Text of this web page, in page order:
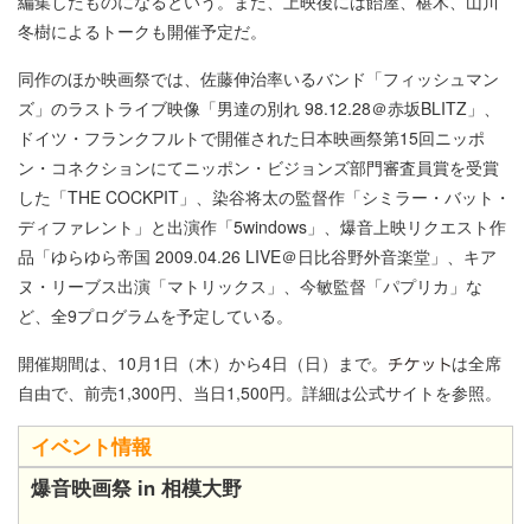
冬樹によるトークも開催予定だ。
同作のほか映画祭では、佐藤伸治率いるバンド「フィッシュマン
ズ」のラストライブ映像「男達の別れ 98.12.28＠赤坂BLITZ」、
ドイツ・フランクフルトで開催された日本映画祭第15回ニッポ
ン・コネクションにてニッポン・ビジョンズ部門審査員賞を受賞
した「THE COCKPIT」、染谷将太の監督作「シミラー・バット・
ディファレント」と出演作「5windows」、爆音上映リクエスト作
品「ゆらゆら帝国 2009.04.26 LIVE＠日比谷野外音楽堂」、キア
ヌ・リーブス出演「マトリックス」、今敏監督「パプリカ」な
ど、全9プログラムを予定している。
開催期間は、10月1日（木）から4日（日）まで。
は全席
自由で、前売1,300円、当日1,500円。詳細は公式サイトを参照。
イベント情報
爆音映画祭 in 相模大野